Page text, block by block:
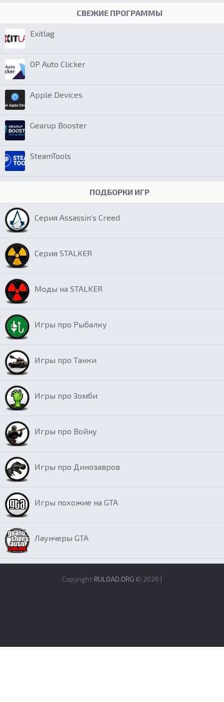
СВЕЖИЕ ПРОГРАММЫ
Exitlag
OP Auto Clicker
Apple Devices
Gearup Booster
SteamTools
ПОДБОРКИ ИГР
Серия Assassin’s Creed
Серия STALKER
Моды на STALKER
Игры про Рыбалку
Игры про Танки
Игры про Зомби
Игры про Войну
Игры про Динозавров
Игры похожие на GTA
Лаунчеры GTA
Copyright RULOAD.ORG © 2026 |